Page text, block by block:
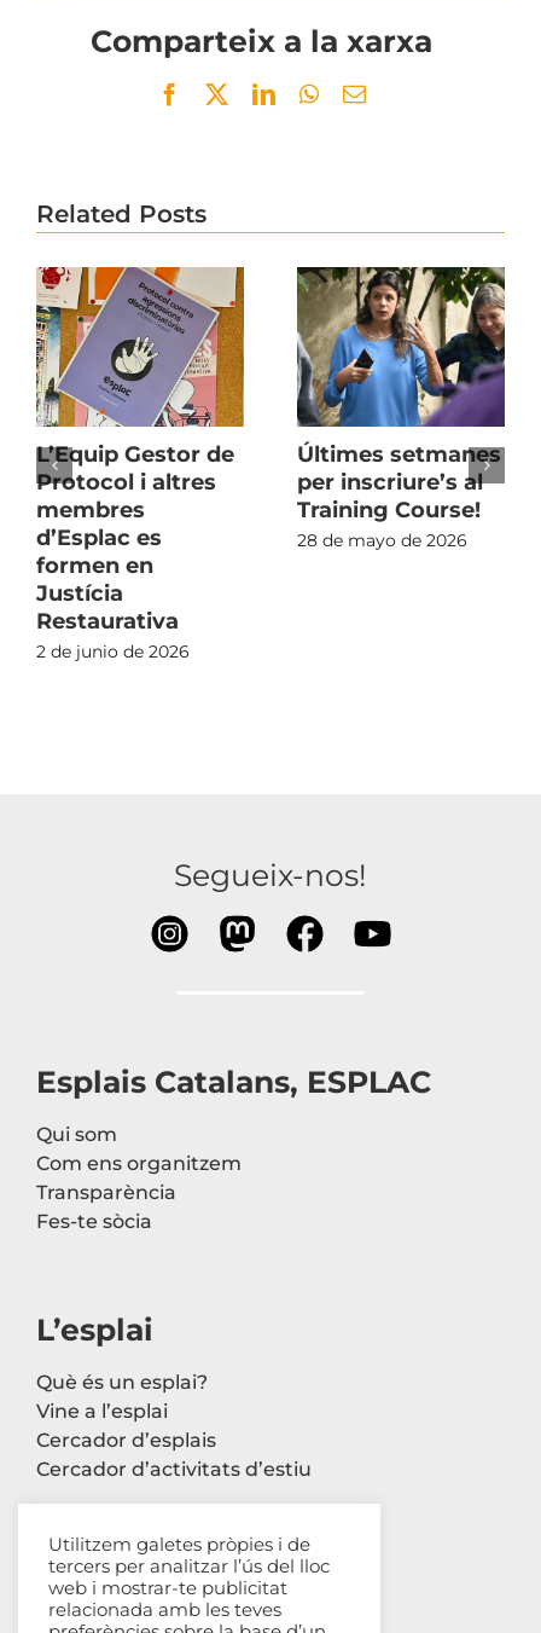
Comparteix a la xarxa
Facebook
TwitterLinkedInWhatsApp
Email
Related Posts
L’Equip Gestor de
Protocol i altres
membres
d’Esplac es
formen en
Justícia
Restaurativa
2 de junio de 2026
Últimes setmanes
per inscriure’s al
Training Course!
28 de mayo de 2026
Segueix-nos!
Esplais Catalans, ESPLAC
Qui som
Com ens organitzem
Transparència
Fes-te sòcia
L’esplai
Què és un esplai?
Vine a l’esplai
Cercador d’esplais
Cercador d’activitats d’estiu
Contacte
Utilitzem galetes pròpies i de
tercers per analitzar l’ús del lloc
web i mostrar-te publicitat
relacionada amb les teves